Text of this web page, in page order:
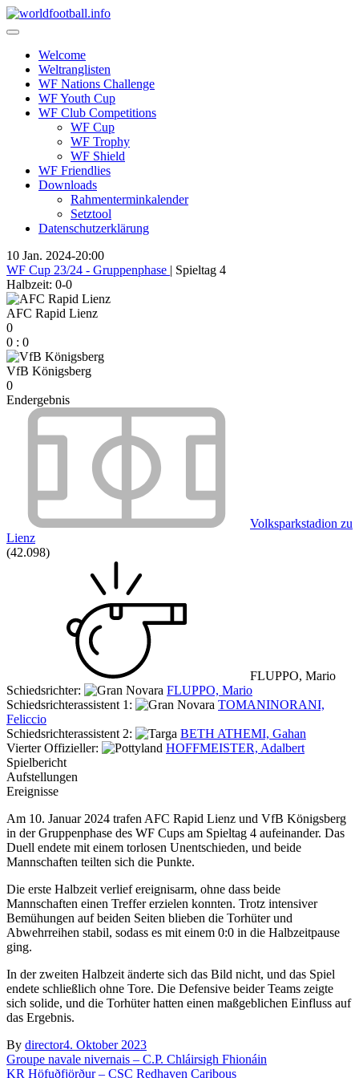
Skip
to
Welcome
Weltranglisten
WF Nations Challenge
WF Youth Cup
WF Club Competitions
WF Cup
WF Trophy
WF Shield
WF Friendlies
Downloads
Rahmenterminkalender
Setztool
Datenschutzerklärung
10 Jan. 2024-20:00
WF Cup 23/24 - Gruppenphase | Spieltag 4
Halbzeit: 0-0
AFC Rapid Lienz
0
0 : 0
VfB Königsberg
0
Endergebnis
Volksparkstadion zu
Lienz
(42.098)
FLUPPO, Mario
Schiedsrichter:
FLUPPO, Mario
Schiedsrichterassistent 1:
TOMANINORANI,
Feliccio
Schiedsrichterassistent 2:
BETH ATHEMI, Gahan
Vierter Offizieller:
HOFFMEISTER, Adalbert
Spielbericht
Aufstellungen
Ereignisse
Am 10. Januar 2024 trafen AFC Rapid Lienz und VfB Königsberg
in der Gruppenphase des WF Cups am Spieltag 4 aufeinander. Das
Duell endete mit einem torlosen Unentschieden, und beide
Mannschaften teilten sich die Punkte.
Die erste Halbzeit verlief ereignisarm, ohne dass beide
Mannschaften einen Treffer erzielen konnten. Trotz intensiver
Bemühungen auf beiden Seiten blieben die Torhüter und
Abwehrreihen stabil, sodass es mit einem 0:0 in die Halbzeitpause
ging.
In der zweiten Halbzeit änderte sich das Bild nicht, und das Spiel
endete schließlich ohne Tore. Die Defensive beider Teams zeigte
sich solide, und die Torhüter hatten einen maßgeblichen Einfluss auf
das Ergebnis.
By director4. Oktober 2023
Beitragsnavigation
Groupe navale nivernais – C.P. Chláirsigh Fhionáin
KR Höfuðfjörður – CSC Redhaven Caribous